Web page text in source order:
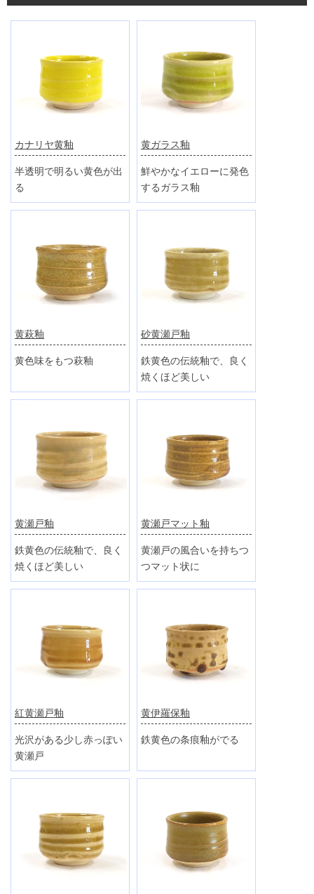
カナリヤ黄釉
半透明で明るい黄色が出
る
黄ガラス釉
鮮やかなイエローに発色
するガラス釉
黄萩釉
黄色味をもつ萩釉
砂黄瀬戸釉
鉄黄色の伝統釉で、良く
焼くほど美しい
黄瀬戸釉
鉄黄色の伝統釉で、良く
焼くほど美しい
黄瀬戸マット釉
黄瀬戸の風合いを持ちつ
つマット状に
紅黄瀬戸釉
光沢がある少し赤っぽい
黄瀬戸
黄伊羅保釉
鉄黄色の条痕釉がでる